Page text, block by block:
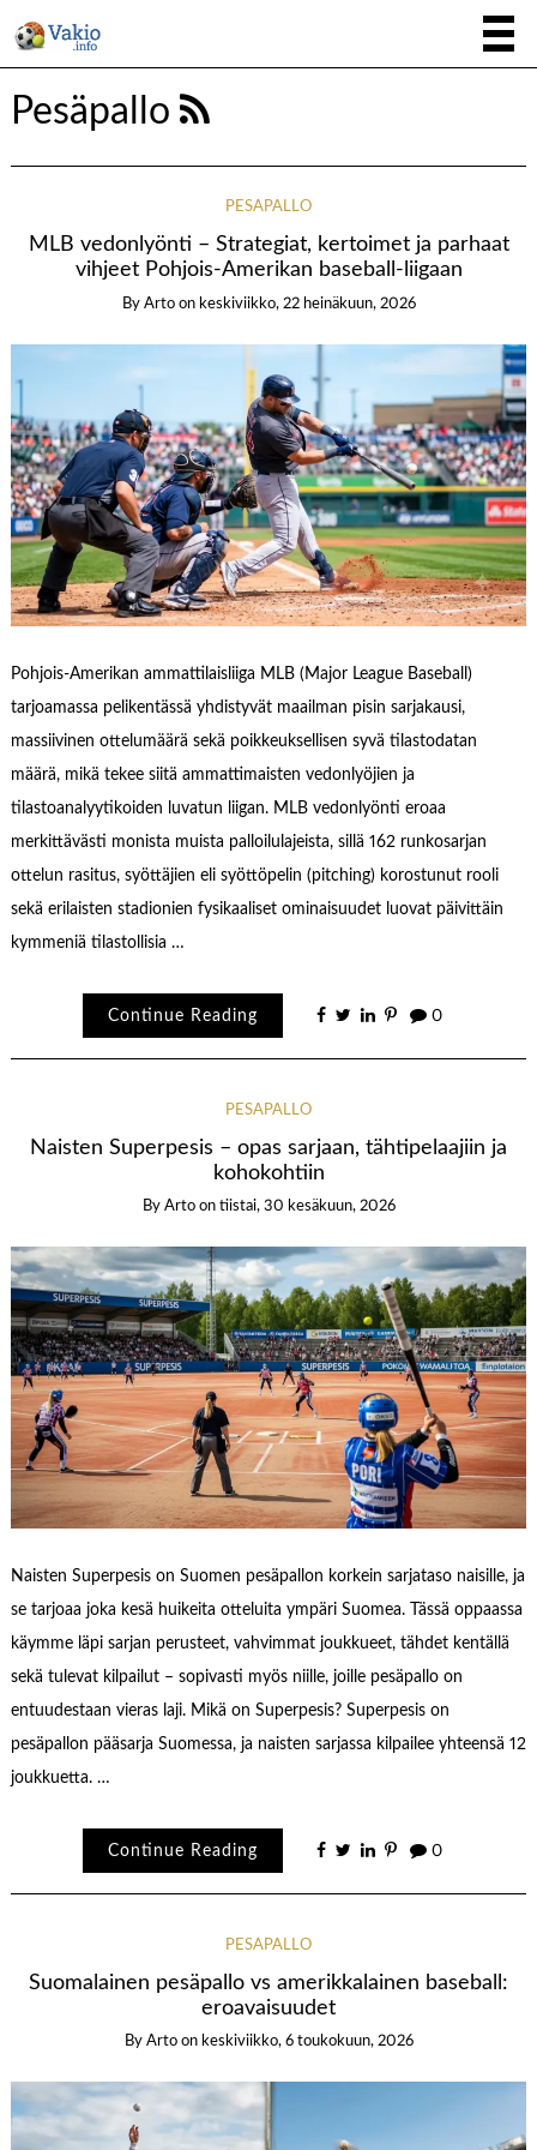
Pesäpallo
PESÄPALLO
MLB vedonlyönti – Strategiat, kertoimet ja parhaat
vihjeet Pohjois-Amerikan baseball-liigaan
By Arto on keskiviikko, 22 heinäkuun, 2026
Pohjois-Amerikan ammattilaisliiga MLB (Major League Baseball)
tarjoamassa pelikentässä yhdistyvät maailman pisin sarjakausi,
massiivinen ottelumäärä sekä poikkeuksellisen syvä tilastodatan
määrä, mikä tekee siitä ammattimaisten vedonlyöjien ja
tilastoanalyytikoiden luvatun liigan. MLB vedonlyönti eroaa
merkittävästi monista muista palloilulajeista, sillä 162 runkosarjan
ottelun rasitus, syöttäjien eli syöttöpelin (pitching) korostunut rooli
sekä erilaisten stadionien fysikaaliset ominaisuudet luovat päivittäin
kymmeniä tilastollisia …
Continue Reading 0
PESÄPALLO
Naisten Superpesis – opas sarjaan, tähtipelaajiin ja
kohokohtiin
By Arto on tiistai, 30 kesäkuun, 2026
Naisten Superpesis on Suomen pesäpallon korkein sarjataso naisille, ja
se tarjoaa joka kesä huikeita otteluita ympäri Suomea. Tässä oppaassa
käymme läpi sarjan perusteet, vahvimmat joukkueet, tähdet kentällä
sekä tulevat kilpailut – sopivasti myös niille, joille pesäpallo on
entuudestaan vieras laji. Mikä on Superpesis? Superpesis on
pesäpallon pääsarja Suomessa, ja naisten sarjassa kilpailee yhteensä 12
joukkuetta. …
Continue Reading 0
PESÄPALLO
Suomalainen pesäpallo vs amerikkalainen baseball:
eroavaisuudet
By Arto on keskiviikko, 6 toukokuun, 2026